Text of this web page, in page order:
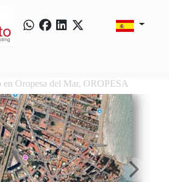
en Oropesa del Mar, OROPESA